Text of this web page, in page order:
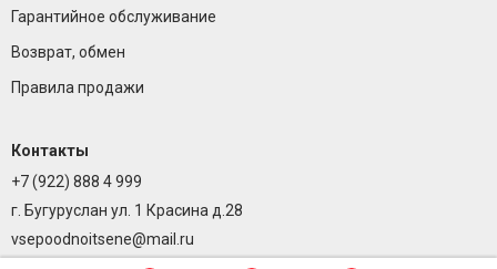
Гарантийное обслуживание
Возврат, обмен
Правила продажи
Контакты
+7 (922) 888 4 999
г. Бугуруслан ул. 1 Красина д.28
vsepoodnoitsene@mail.ru